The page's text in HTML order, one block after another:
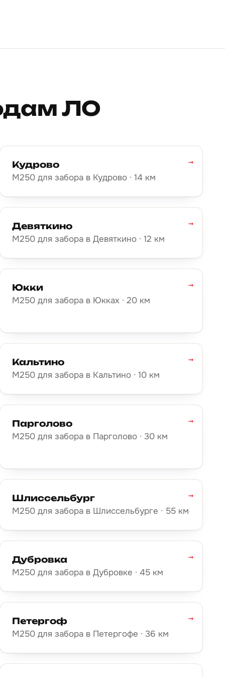
ЛО
Кудрово
М250 для забора в Кудрово · 14 км
→
Девяткино
М250 для забора в Девяткино · 12 км
→
Юкки
М250 для забора в Юкках · 20 км
→
Кальтино
М250 для забора в Кальтино · 10 км
→
Парголово
М250 для забора в Парголово · 30 км
→
Шлиссельбург
М250 для забора в Шлиссельбурге · 55 км
→
Дубровка
М250 для забора в Дубровке · 45 км
→
Петергоф
М250 для забора в Петергофе · 36 км
→